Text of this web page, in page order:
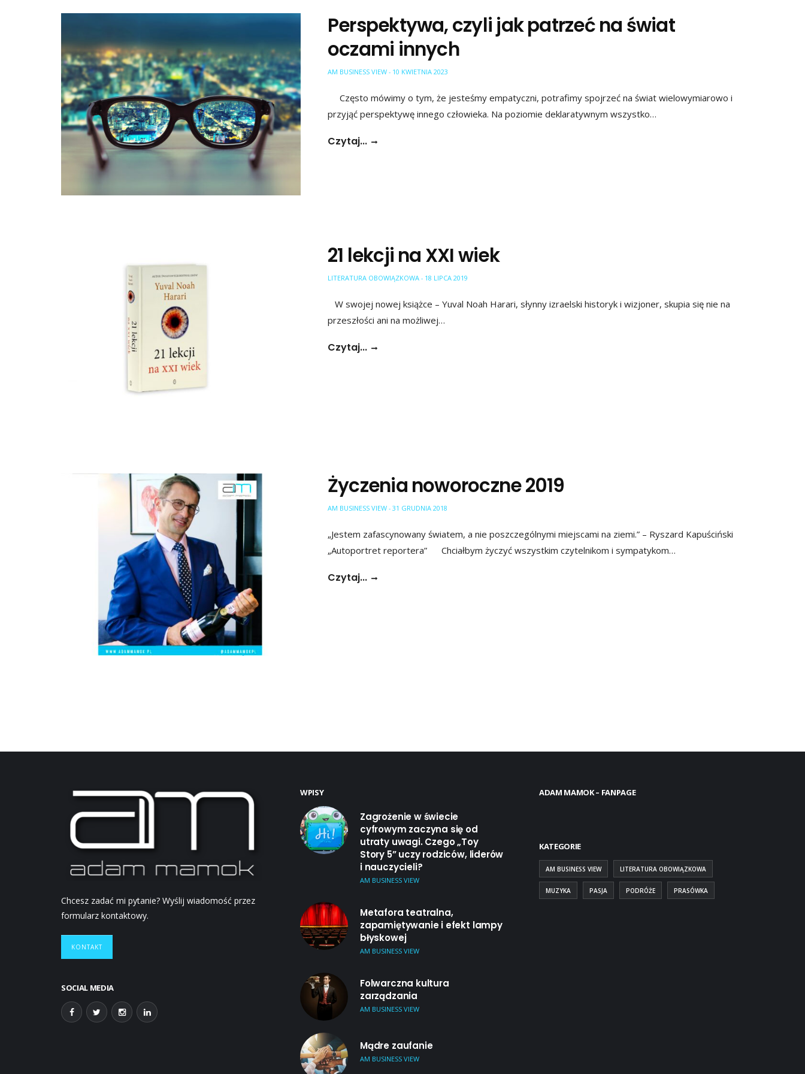
Perspektywa, czyli jak patrzeć na świat
oczami innych
AM BUSINESS VIEW - 10 KWIETNIA 2023
Często mówimy o tym, że jesteśmy empatyczni, potrafimy spojrzeć na świat wielowymiarowo i
przyjąć perspektywę innego człowieka. Na poziomie deklaratywnym wszystko…
Czytaj...
21 lekcji na XXI wiek
LITERATURA OBOWIĄZKOWA - 18 LIPCA 2019
W swojej nowej książce – Yuval Noah Harari, słynny izraelski historyk i wizjoner, skupia się nie na
przeszłości ani na możliwej…
Czytaj...
Życzenia noworoczne 2019
AM BUSINESS VIEW - 31 GRUDNIA 2018
„Jestem zafascynowany światem, a nie poszczególnymi miejscami na ziemi.” – Ryszard Kapuściński
„Autoportret reportera” Chciałbym życzyć wszystkim czytelnikom i sympatykom…
Czytaj...
Chcesz zadać mi pytanie? Wyślij wiadomość przez
formularz kontaktowy.
KONTAKT
SOCIAL MEDIA
WPISY
Zagrożenie w świecie
cyfrowym zaczyna się od
utraty uwagi. Czego „Toy
Story 5” uczy rodziców, liderów
i nauczycieli?
AM BUSINESS VIEW
Metafora teatralna,
zapamiętywanie i efekt lampy
błyskowej
AM BUSINESS VIEW
Folwarczna kultura
zarządzania
AM BUSINESS VIEW
Mądre zaufanie
AM BUSINESS VIEW
ADAM MAMOK – FANPAGE
KATEGORIE
AM BUSINESS VIEW LITERATURA OBOWIĄZKOWA
MUZYKA PASJA PODRÓŻE PRASÓWKA